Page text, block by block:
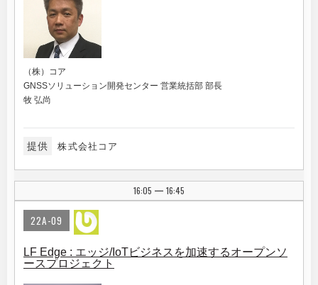
（株）コア
GNSSソリューション開発センター 営業統括部 部長
牧 弘尚
提供 株式会社コア
16:05 | 16:45
22A-09
LF Edge : エッジ/IoTビジネスを加速するオープンソ
ースプロジェクト